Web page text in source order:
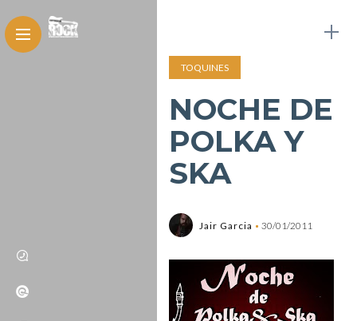
TOQUINES
NOCHE DE
POLKA Y
SKA
Jair Garcia 30/01/2011